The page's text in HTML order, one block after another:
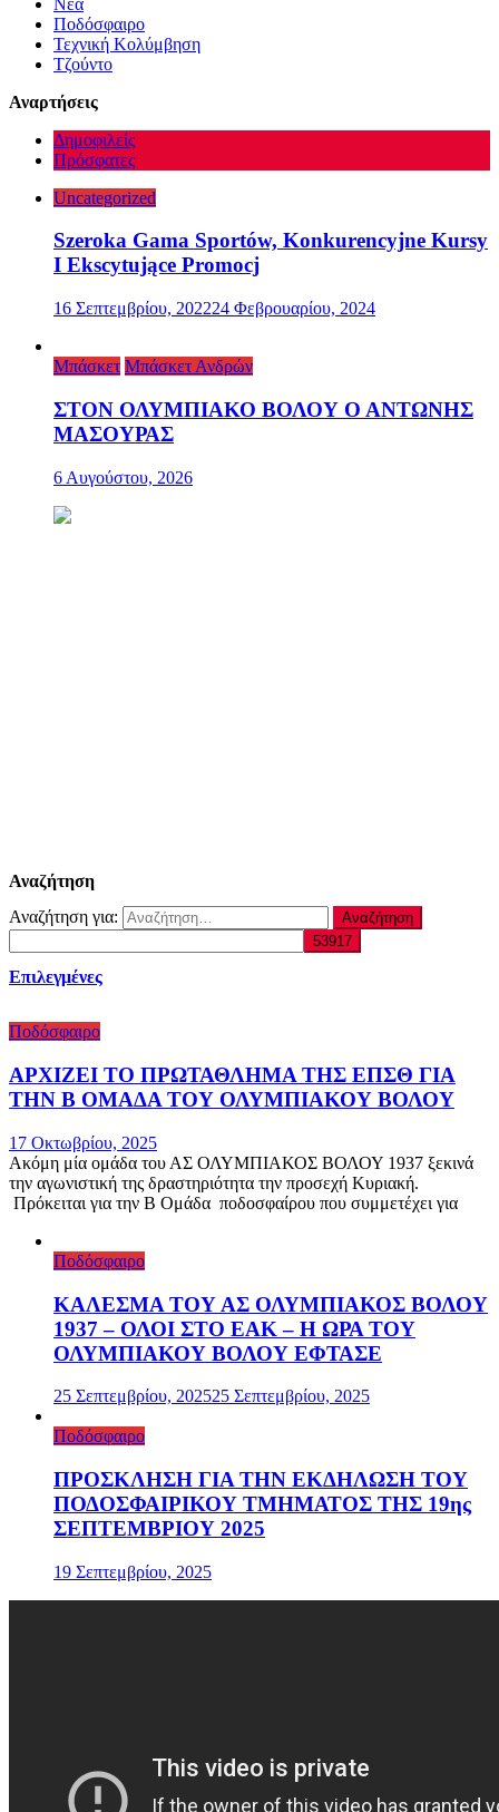
Ποδόσφαιρο
Τεχνική Κολύμβηση
Τζούντο
Αναρτήσεις
Δημοφιλείς
Πρόσφατες
Uncategorized
Szeroka Gama Sportów, Konkurencyjne Kursy
I Ekscytujące Promocj
16 Σεπτεμβρίου, 202224 Φεβρουαρίου, 2024
Μπάσκετ Μπάσκετ Ανδρών
ΣΤΟΝ ΟΛΥΜΠΙΑΚΟ ΒΟΛΟΥ Ο ΑΝΤΩΝΗΣ
ΜΑΣΟΥΡΑΣ
6 Αυγούστου, 2026
Αναζήτηση
Αναζήτηση για:
Επιλεγμένες
Ποδόσφαιρο
ΑΡΧΙΖΕΙ ΤΟ ΠΡΩΤΑΘΛΗΜΑ ΤΗΣ ΕΠΣΘ ΓΙΑ
ΤΗΝ Β ΟΜΑΔΑ ΤΟΥ ΟΛΥΜΠΙΑΚΟΥ ΒΟΛΟΥ
17 Οκτωβρίου, 2025
Ακόμη μία ομάδα του ΑΣ ΟΛΥΜΠΙΑΚΟΣ ΒΟΛΟΥ 1937 ξεκινά
την αγωνιστική της δραστηριότητα την προσεχή Κυριακή.
Πρόκειται για την Β Ομάδα ποδοσφαίρου που συμμετέχει για
Ποδόσφαιρο
ΚΑΛΕΣΜΑ ΤΟΥ ΑΣ ΟΛΥΜΠΙΑΚΟΣ ΒΟΛΟΥ
1937 – ΟΛΟΙ ΣΤΟ ΕΑΚ – Η ΩΡΑ ΤΟΥ
ΟΛΥΜΠΙΑΚΟΥ ΒΟΛΟΥ ΕΦΤΑΣΕ
25 Σεπτεμβρίου, 202525 Σεπτεμβρίου, 2025
Ποδόσφαιρο
ΠΡΟΣΚΛΗΣΗ ΓΙΑ ΤΗΝ ΕΚΔΗΛΩΣΗ ΤΟΥ
ΠΟΔΟΣΦΑΙΡΙΚΟΥ ΤΜΗΜΑΤΟΣ ΤΗΣ 19ης
ΣΕΠΤΕΜΒΡΙΟΥ 2025
19 Σεπτεμβρίου, 2025